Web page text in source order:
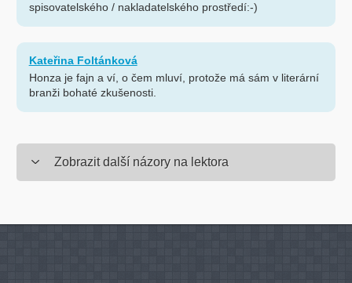
spisovatelského / nakladatelského prostředí:-)
Kateřina Foltánková
Honza je fajn a ví, o čem mluví, protože má sám v literární
branži bohaté zkušenosti.
Zobrazit další názory na lektora